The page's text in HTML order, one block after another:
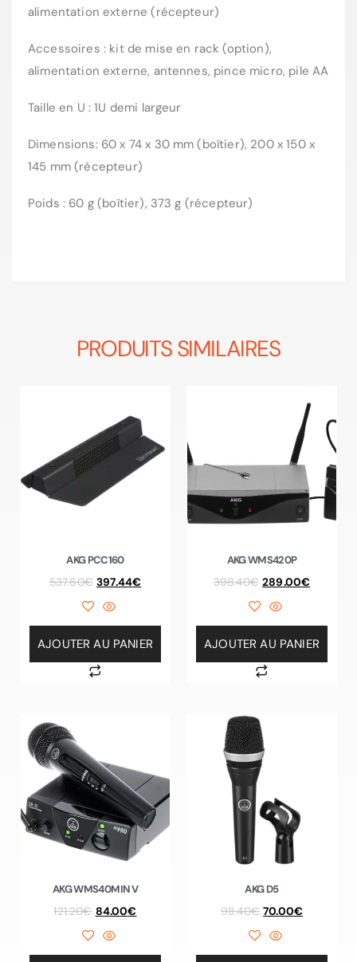
alimentation externe (récepteur)
Accessoires : kit de mise en rack (option),
alimentation externe, antennes, pince micro, pile AA
Taille en U : 1U demi largeur
Dimensions: 60 x 74 x 30 mm (boîtier), 200 x 150 x
145 mm (récepteur)
Poids : 60 g (boîtier), 373 g (récepteur)
PRODUITS SIMILAIRES
AKG PCC160
537.60€ 397.44€
AJOUTER AU PANIER
AKG WMS420P
398.40€ 289.00€
AJOUTER AU PANIER
AKG WMS40MIN V
121.20€ 84.00€
AKG D5
98.40€ 70.00€